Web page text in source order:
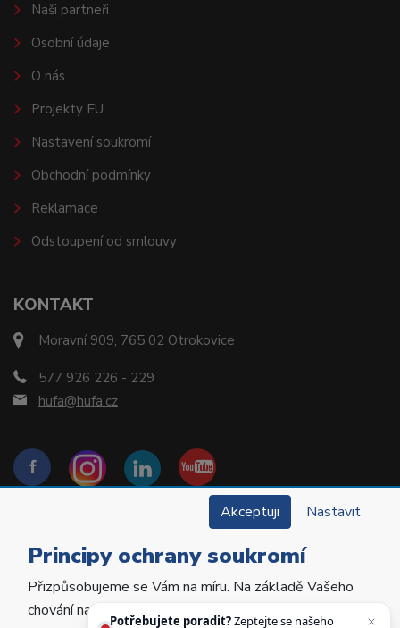
KONTAKT
Moravní 909, 765 02 Otrokovice
577 926 226 - 229
hufa@hufa.cz
Naši partneři
Osobní údaje
O nás
Projekty EU
Nastavení soukromí
Obchodní podmínky
Reklamace
Odstoupení od smlouvy
Copyright © 2022 Hu-Fa Dental a.s. Všechna práva
vyhrazena.
Akceptuji Nastavit
Principy ochrany soukromí
Přizpůsobujeme se Vám na míru. Na základě Vašeho
chování na webu personalizujeme jeho obsah a
Potřebujete poradit?Zeptejte se našeho